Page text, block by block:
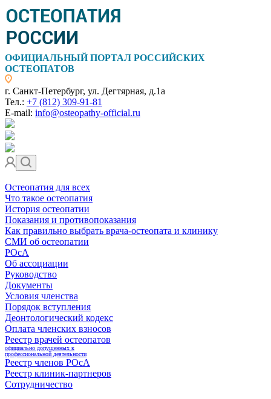
ОФИЦИАЛЬНЫЙ ПОРТАЛ РОССИЙСКИХ
ОСТЕОПАТОВ
г. Санкт-Петербург, ул. Дегтярная, д.1а
Тел.: +7 (812) 309-91-81
E-mail: info@osteopathy-official.ru
Остеопатия для всех
Что такое остеопатия
История остеопатии
Показания и противопоказания
Как правильно выбрать врача-остеопата и клинику
СМИ об остеопатии
РОсА
Об ассоциации
Руководство
Документы
Условия членства
Порядок вступления
Деонтологический кодекс
Оплата членских взносов
Реестр врачей остеопатов
официально допущенных к
профессиональной деятельности
Реестр членов РОсА
Реестр клиник-партнеров
Сотрудничество